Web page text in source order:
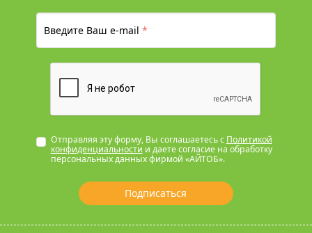
Введите Ваш e-mail*
Отправляя эту форму, Вы соглашаетесь с Политикой
конфиденциальности и даете согласие на обработку
персональных данных фирмой «АЙТОБ».
Подписаться